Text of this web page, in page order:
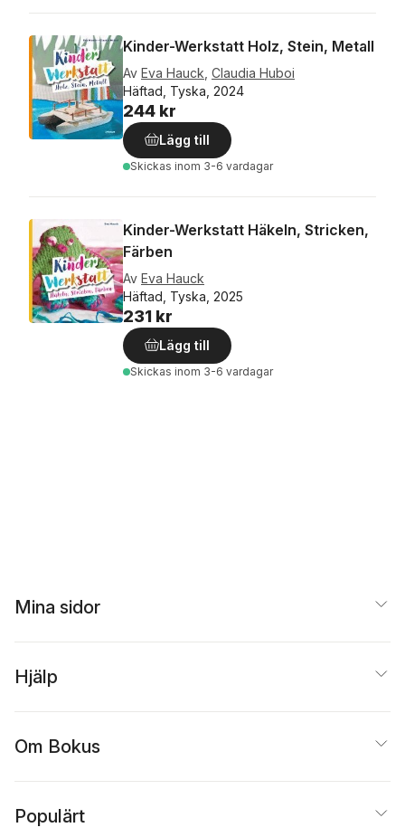
Kinder-Werkstatt Holz, Stein, Metall
Av Eva Hauck Claudia Huboi
Häftad, Tyska, 2024
244 kr
Lägg till
Skickas inom 3-6 vardagar
Kinder-Werkstatt Häkeln, Stricken,
Färben
Av Eva Hauck
Häftad, Tyska, 2025
231 kr
Lägg till
Skickas inom 3-6 vardagar
Mina sidor
Hjälp
Om Bokus
Populärt